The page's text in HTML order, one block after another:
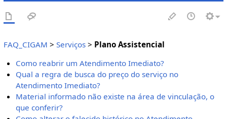
FAQ_CIGAM > Serviços> Plano Assistencial
Como reabrir um Atendimento Imediato?
Qual a regra de busca do preço do serviço no
Atendimento Imediato?
Material informado não existe na área de vinculação, o
que conferir?